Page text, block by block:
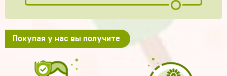
Покупая у нас вы получите